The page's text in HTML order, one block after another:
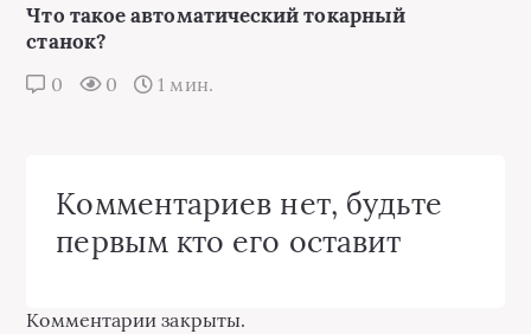
Что такое автоматический токарный
станок?
0 0 1 мин.
Комментариев нет, будьте
первым кто его оставит
Комментарии закрыты.